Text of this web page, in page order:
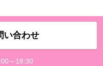
い合わせ
～18:30